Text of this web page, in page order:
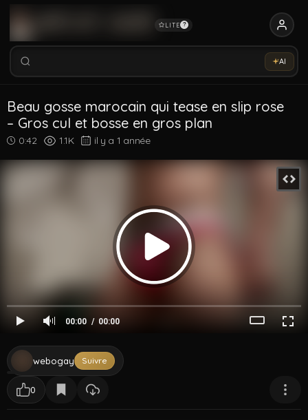
LITE ?
Rechercher vidéos, modèles, tags...
AI
Beau gosse marocain qui tease en slip rose
– Gros cul et bosse en gros plan
0:42 1.1K il y a 1 année
00:00 00:00
webogay Suivre
0